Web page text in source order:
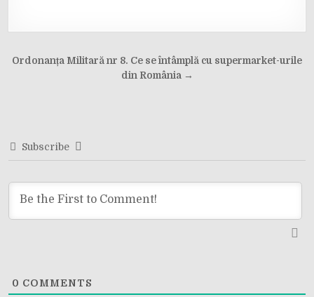
Post
Ordonanța Militară nr 8. Ce se întâmplă cu supermarket-urile
din România →
Subscribe
0 COMMENTS